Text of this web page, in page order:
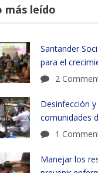
más leído
Santander
para el
2
Desinfección
comunidades
1
Manejar los